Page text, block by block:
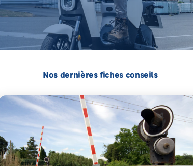
Nos dernières fiches conseils